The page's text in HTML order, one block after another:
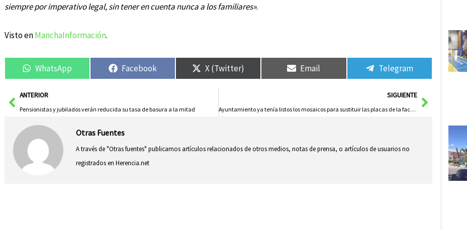
siempre por imperativo legal, sin tener en cuenta nunca a los familiares».
Visto enManchaInformación.
WhatsApp Facebook X (Twitter) Email Telegram
AntANTERIOR
Pensionistas y jubilados verán reducida su tasa de basura a la mitad
SIGUIENTE
Ayuntamiento ya tenía listos los mosaicos para sustituir las placas de la fachada del Convento
Siguiente
Otras Fuentes
A través de "Otras fuentes" publicamos artículos relacionados de otros medios, notas de prensa, o artículos de usuarios no
registrados en Herencia.net